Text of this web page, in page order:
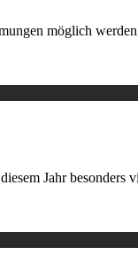
möglich
Jahr besonders